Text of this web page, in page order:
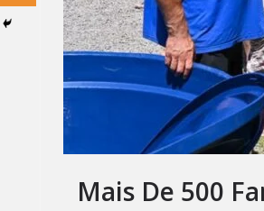
Mais De 500